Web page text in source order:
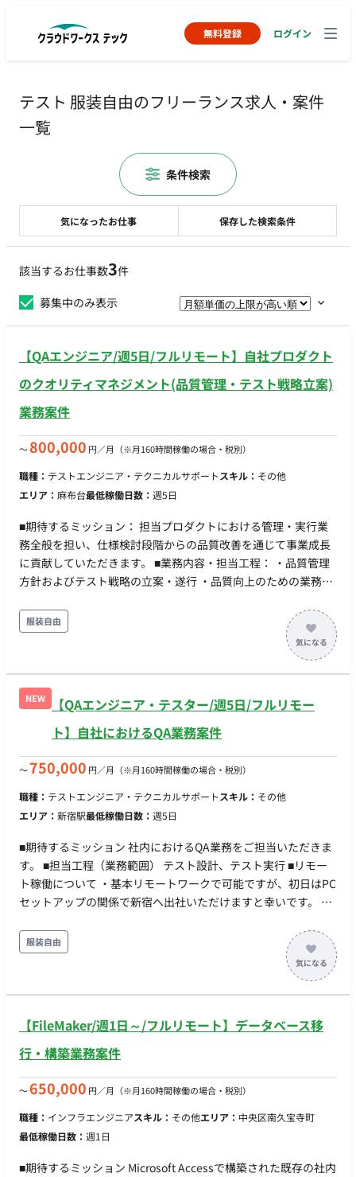
無料登録 ログイン
テスト 服装自由のフリーランス求人・案件
一覧
該当するお仕事数3件
募集中のみ表示
【QAエンジニア/週5日/フルリモート】自社プロダクト
のクオリティマネジメント(品質管理・テスト戦略立案)
業務案件
〜800,000 円／月 （※月160時間稼働の場合・税別）
職種： テストエンジニア・テクニカルサポートスキル： その他
エリア： 麻布台最低稼働日数： 週5日
■期待するミッション： 担当プロダクトにおける管理・実行業
務全般を担い、仕様検討段階からの品質改善を通じて事業成長
に貢献していただきます。 ■業務内容・担当工程： ・品質管理
方針およびテスト戦略の立案・遂行 ・品質向上のための業務フ
等）との調整およびコミュニケーション ・検証ベンダーとのコ
ミュニケーション ・仕様の早期レビュー（シフトレフト）への
服装自由
NEW
【QAエンジニア・テスター/週5日/フルリモー
ト】自社におけるQA業務案件
〜750,000 円／月 （※月160時間稼働の場合・税別）
職種： テストエンジニア・テクニカルサポートスキル： その他
エリア： 新宿駅最低稼働日数： 週5日
■期待するミッション 社内におけるQA業務をご担当いただきま
す。 ■担当工程（業務範囲） テスト設計、テスト実行 ■リモー
ト稼働について ・基本リモートワークで可能ですが、初日はPC
セットアップの関係で新宿へ出社いただけますと幸いです。 ・
日）可能な方でお願いいたします。
服装自由
【FileMaker/週1日～/フルリモート】データベース移
行・構築業務案件
〜650,000 円／月 （※月160時間稼働の場合・税別）
職種： インフラエンジニアスキル： その他エリア： 中央区南久宝寺町
最低稼働日数： 週1日
■期待するミッション Microsoft Accessで構築された既存の社内
気になったお仕事 保存した検索条件
条件検索